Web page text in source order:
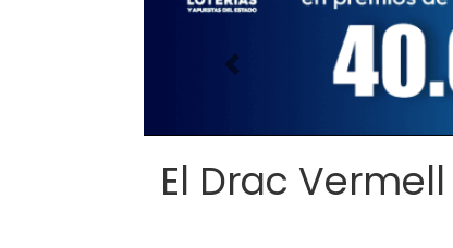
Imagen anterior
El Drac